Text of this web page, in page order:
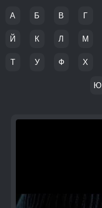
А Б В Г
Й К Л М
Т У Ф Х
Ю